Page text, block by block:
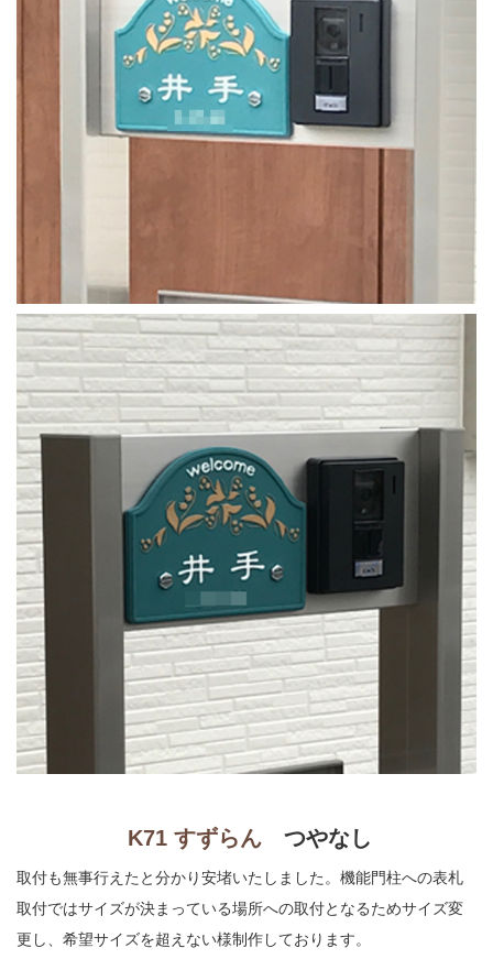
K71 すずらん つやなし
取付も無事行えたと分かり安堵いたしました。機能門柱への表札
取付ではサイズが決まっている場所への取付となるためサイズ変
更し、希望サイズを超えない様制作しております。